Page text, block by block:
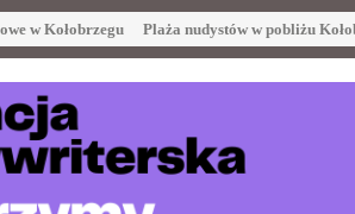
w Kołobrzegu Plaża nudystów w pobliżu